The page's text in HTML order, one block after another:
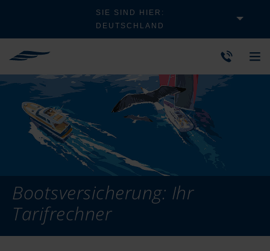
SIE SIND HIER:
DEUTSCHLAND
Bootsversicherung: Ihr
Tarifrechner